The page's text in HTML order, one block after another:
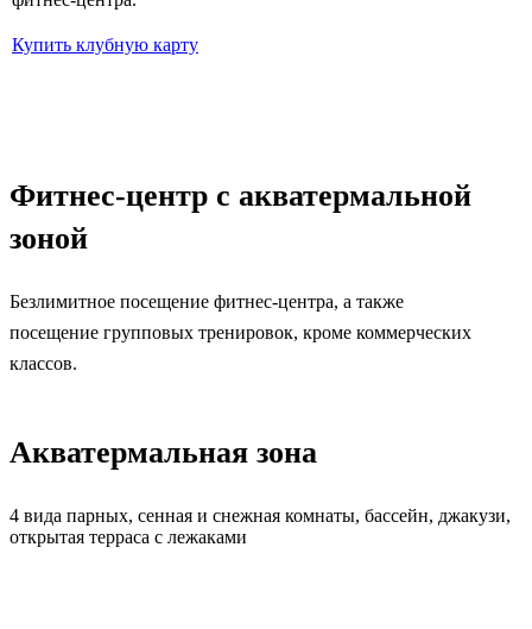
Купить клубную карту
Фитнес-центр с акватермальной
зоной
Безлимитное посещение фитнес-центра, а также
посещение групповых тренировок, кроме коммерческих
классов.
Акватермальная зона
4 вида парных, сенная и снежная комнаты, бассейн, джакузи,
открытая терраса с лежаками